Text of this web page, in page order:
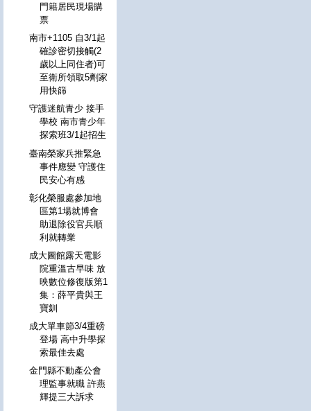
門籍居民現場購
票
南市+1105 自3/1起
確診密切接觸(2
歲以上同住者)可
至衛所領取5劑家
用快篩
守護迷航青少 接手
學校 南市青少年
探索班3/1起招生
臺南榮家兵推緊急
事件應變 守護住
民安心有感
彰化榮服處參加地
區第1場就博會
助退除役官兵順
利就轉業
成大圖館露天電影
院重溫古早味 放
映數位修復版第1
集：薛平貴與王
寶釧
成大單車節3/4重磅
登場 高中升學探
索最佳去處
金門縣不動產公會
理監事就職 許燕
輝提三大訴求